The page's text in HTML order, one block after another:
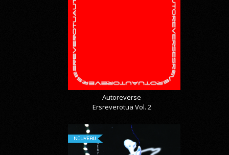
Autoreverse
Ersreverotua Vol. 2
NOUVEAU